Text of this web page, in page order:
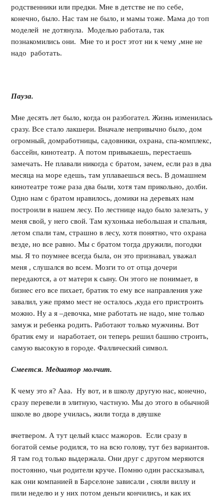
родственники или предки. Мне в детстве не по себе,
конечно, было. Нас там не было, и мамы тоже. Мама до топ
моделей не дотянула. Моделью работала, так
познакомились они. Мне то и рост этот ни к чему ,мне не
надо работать.
Пауза.
Мне десять лет было, когда он разбогател. Жизнь изменилась
сразу. Все стало лакшери. Вначале непривычно было, дом
огромный, домработницы, садовники, охрана, спа-комплекс,
бассейн, кинотеатр. А потом привыкаешь, перестаешь
замечать. Не плавали никогда с братом, зачем, если раз в два
месяца на море едешь, там уплаваешься весь. В домашнем
кинотеатре тоже раза два были, хотя там прикольно, долби.
Одно нам с братом нравилось, домики на деревьях нам
построили в нашем лесу. По лестнице надо было залезать, у
меня свой, у него свой. Там кухонька небольшая и спальня,
летом спали там, страшно в лесу, хотя понятно, что охрана
везде, но все равно. Мы с братом тогда дружили, погодки
мы. Я то поумнее всегда была, он это признавал, уважал
меня , слушался во всем. Мозги то от отца дочери
передаются, а от матери к сыну. Он этого не понимает, в
бизнес его все пихает, братик то ему все направления уже
завалил, уже прямо мест не осталось ,куда его пристроить
можно. Ну а я –девочка, мне работать не надо, мне только
замуж и ребенка родить. Работают только мужчины. Вот
братик ему и наработает, он теперь решил башню строить,
самую высокую в городе. Фаллический символ.
Смеется. Медиатор молчит.
К чему это я? Ааа. Ну вот, и в школу другую нас, конечно,
сразу перевели в элитную, частную. Мы до этого в обычной
школе во дворе училась, жили тогда в двушке
вчетвером. А тут целый класс мажоров. Если сразу в
богатой семье родился, то на всю голову, тут без вариантов.
Я там год только выдержала. Они друг с другом меряются
постоянно, чьи родители круче. Помню один рассказывал,
как они компанией в Барселоне зависали , сняли виллу и
пили неделю и у них потом деньги кончились, и как их